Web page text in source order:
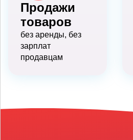
Продажи
товаров
без аренды, без
зарплат
продавцам